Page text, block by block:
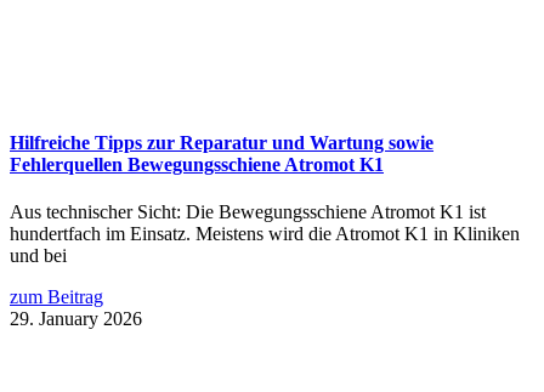
Hilfreiche Tipps zur Reparatur und Wartung sowie
Fehlerquellen Bewegungsschiene Atromot K1
Aus technischer Sicht: Die Bewegungsschiene Atromot K1 ist
hundertfach im Einsatz. Meistens wird die Atromot K1 in Kliniken
und bei
zum Beitrag
29. January 2026